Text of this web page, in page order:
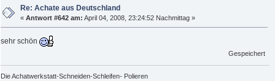
Re: Achate aus Deutschland
«Antwort #642 am: April 04, 2008, 23:24:52 Nachmittag »
sehr schön
Gespeichert
Die Achatwerkstatt-Schneiden-Schleifen- Polieren